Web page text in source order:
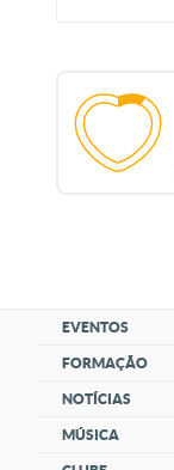
EVENTOS
FORMAÇÃO
NOTÍCIAS
MÚSICA